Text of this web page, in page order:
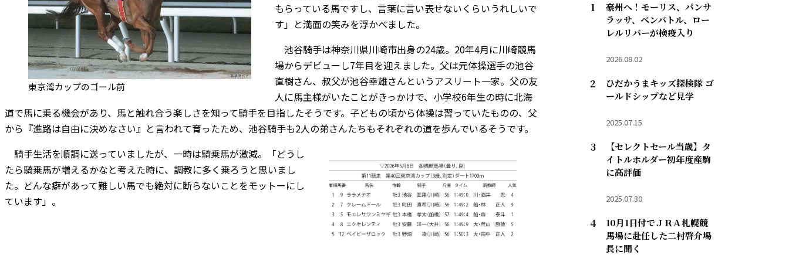
東京湾カップのゴール前
もらっている馬ですし、言葉に言い表せないくらいうれしいで
す」と満面の笑みを浮かべました。
池谷騎手は神奈川県川崎市出身の24歳。20年4月に川崎競馬
場からデビューし7年目を迎えました。父は元体操選手の池谷
直樹さん、叔父が池谷幸雄さんというアスリート一家。父の友
人に馬主様がいたことがきっかけで、小学校6年生の時に北海
道で馬に乗る機会があり、馬と触れ合う楽しさを知って騎手を目指したそうです。子どもの頃から体操は習っていたものの、父
から『進路は自由に決めなさい』と言われて育ったため、池谷騎手も2人の弟さんたちもそれぞれの道を歩んでいるそうです。
騎手生活を順調に送っていましたが、一時は騎乗馬が激減。「どうし
たら騎乗馬が増えるかなと考えた時に、調教に多く乗ろうと思いまし
た。どんな癖があって難しい馬でも絶対に断らないことをモットーにし
ています」。
豪州へ！モーリス、パンサ
ラッサ、ベンバトル、ロー
レルリバーが検疫入り
2026.08.02
ひだかうまキッズ探検隊 ゴ
ールドシップなど見学
2025.07.15
【セレクトセール当歳】タ
イトルホルダー初年度産駒
に高評価
2025.07.30
10月1日付でＪＲＡ札幌競
馬場に赴任した二村啓介場
長に聞く